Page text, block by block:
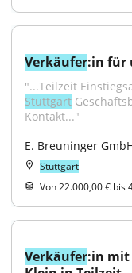
Verkäufer:in für
Stuttgart
Kontakt..."
E. Breuninger
Stuttgart
Von 22.000,00 € bis
Verkäufer:in mit